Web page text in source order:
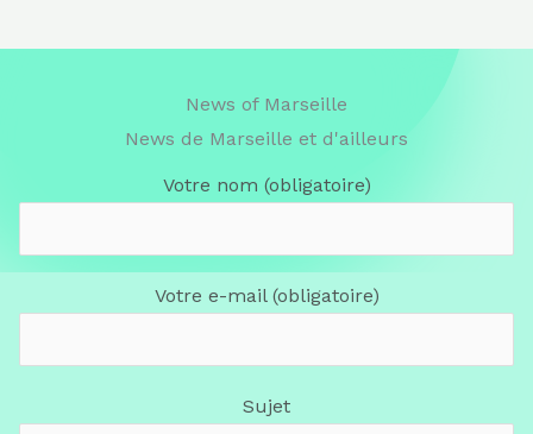
News of Marseille
News de Marseille et d'ailleurs
Votre nom (obligatoire)
Votre e-mail (obligatoire)
Sujet